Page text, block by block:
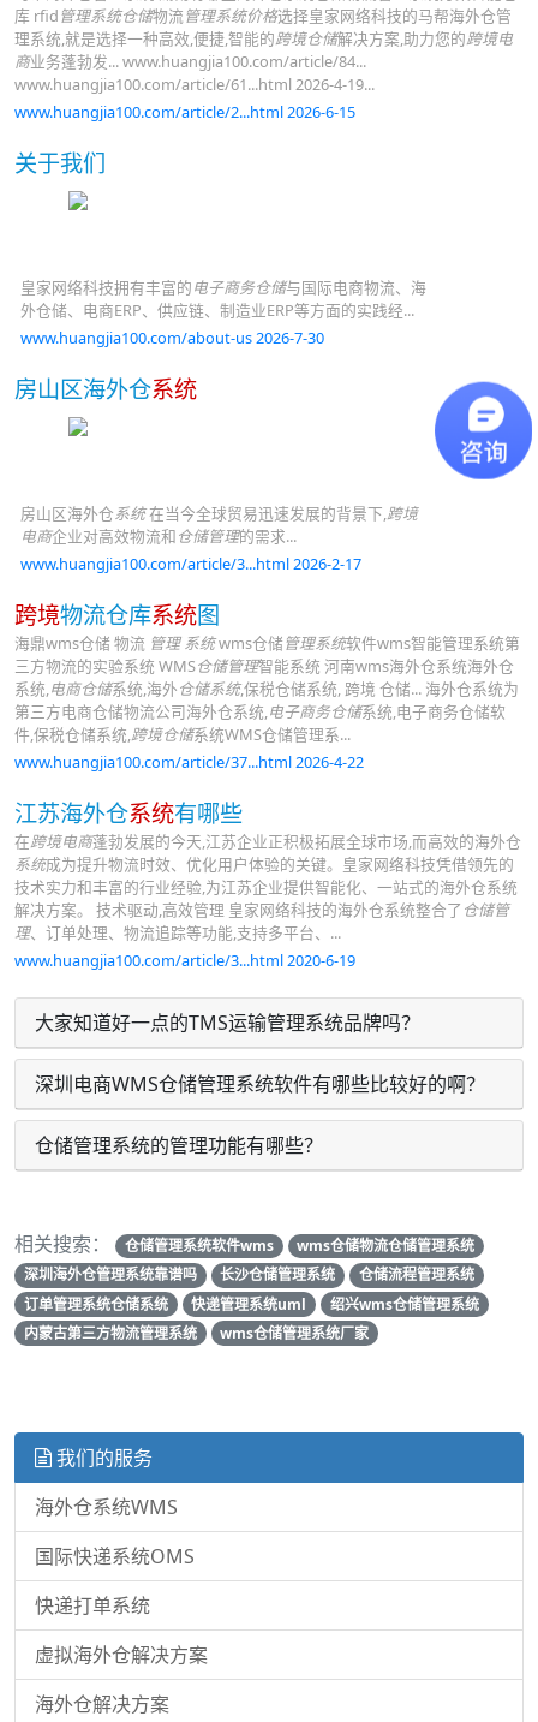
库 rfid管理系统仓储物流管理系统价格选择皇家网络科技的马帮海外仓管
理系统,就是选择一种高效,便捷,智能的跨境仓储解决方案,助力您的跨境电
商业务蓬勃发... www.huangjia100.com/article/84...
www.huangjia100.com/article/61...html 2026-4-19...
www.huangjia100.com/article/2...html 2026-6-15
关于我们
皇家网络科技拥有丰富的电子商务仓储与国际电商物流、海
外仓储、电商ERP、供应链、制造业ERP等方面的实践经...
www.huangjia100.com/about-us 2026-7-30
房山区海外仓系统
房山区海外仓系统在当今全球贸易迅速发展的背景下,跨境
电商企业对高效物流和仓储管理的需求...
www.huangjia100.com/article/3...html 2026-2-17
跨境物流仓库系统图
海鼎wms仓储 物流 管理 系统wms仓储管理系统软件wms智能管理系统第
三方物流的实验系统 WMS仓储管理智能系统 河南wms海外仓系统海外仓
系统,电商仓储系统,海外仓储系统,保税仓储系统, 跨境 仓储... 海外仓系统为
第三方电商仓储物流公司海外仓系统,电子商务仓储系统,电子商务仓储软
件,保税仓储系统,跨境仓储系统WMS仓储管理系...
www.huangjia100.com/article/37...html 2026-4-22
江苏海外仓系统有哪些
在跨境电商蓬勃发展的今天,江苏企业正积极拓展全球市场,而高效的海外仓
系统成为提升物流时效、优化用户体验的关键。皇家网络科技凭借领先的
技术实力和丰富的行业经验,为江苏企业提供智能化、一站式的海外仓系统
解决方案。 技术驱动,高效管理 皇家网络科技的海外仓系统整合了 仓储管
理、订单处理、物流追踪等功能,支持多平台、...
www.huangjia100.com/article/3...html 2020-6-19
大家知道好一点的TMS运输管理系统品牌吗？
深圳电商WMS仓储管理系统软件有哪些比较好的啊？
仓储管理系统的管理功能有哪些？
相关搜索： 仓储管理系统软件wms
wms仓储物流仓储管理系统
深圳海外仓管理系统靠谱吗
长沙仓储管理系统
仓储流程管理系统
订单管理系统仓储系统
快递管理系统uml
绍兴wms仓储管理系统
内蒙古第三方物流管理系统
wms仓储管理系统厂家
我们的服务
海外仓系统WMS
国际快递系统OMS
快递打单系统
虚拟海外仓解决方案
海外仓解决方案